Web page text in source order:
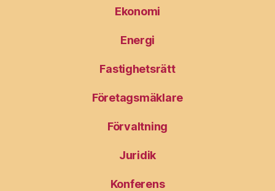
Ekonomi
Energi
Fastighetsrätt
Företagsmäklare
Förvaltning
Juridik
Konferens